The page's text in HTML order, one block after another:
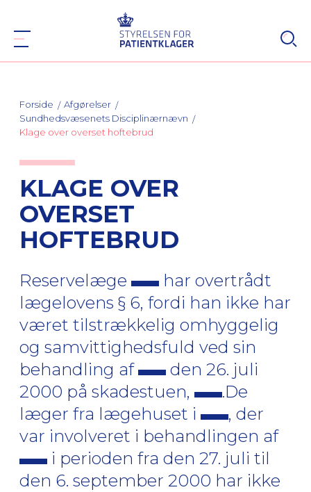
Forside
Afgørelser
Sundhedsvæsenets Disciplinærnævn
Klage over overset hoftebrud
KLAGE OVER
OVERSET
HOFTEBRUD
Reservelæge
har overtrådt
lægelovens § 6, fordi han ikke har
været tilstrækkelig omhyggelig
og samvittighedsfuld ved sin
behandling af
den 26. juli
2000 på skadestuen,
.De
læger fra lægehuset i
, der
var involveret i behandlingen af
i perioden fra den 27. juli til
den 6. september 2000 har ikke